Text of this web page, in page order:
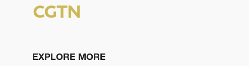
EXPLORE MORE